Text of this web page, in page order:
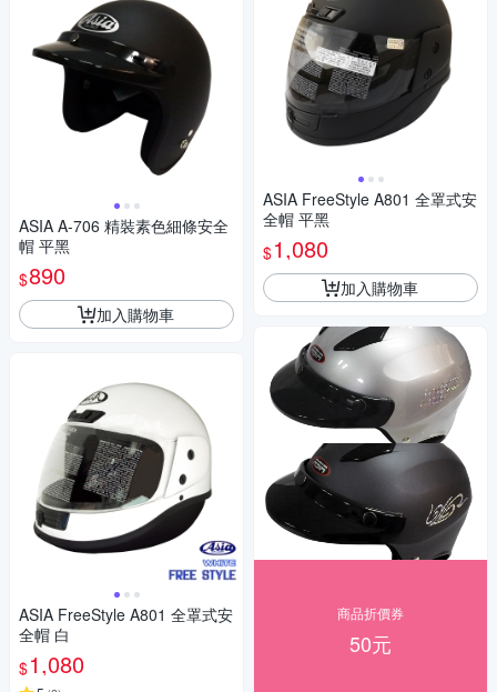
ASIA A-706 精裝素色細條安全
帽 平黑
$890
加入購物車
ASIA FreeStyle A801 全罩式安
全帽 白
$1,080
ASIA FreeStyle A801 全罩式安
全帽 平黑
$1,080
加入購物車
商品折價券
50元